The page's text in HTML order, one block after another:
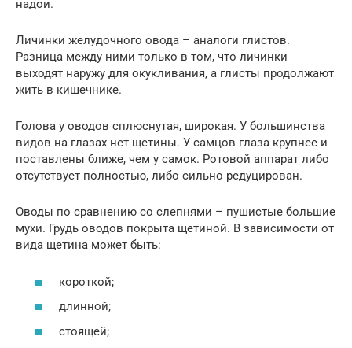
надои.
Личинки желудочного овода – аналоги глистов.
Разница между ними только в том, что личинки
выходят наружу для окукливания, а глисты продолжают
жить в кишечнике.
Голова у оводов сплюснутая, широкая. У большинства
видов на глазах нет щетины. У самцов глаза крупнее и
поставлены ближе, чем у самок. Ротовой аппарат либо
отсутствует полностью, либо сильно редуцирован.
Оводы по сравнению со слепнями – пушистые большие
мухи. Грудь оводов покрыта щетиной. В зависимости от
вида щетина может быть:
короткой;
длинной;
стоящей;